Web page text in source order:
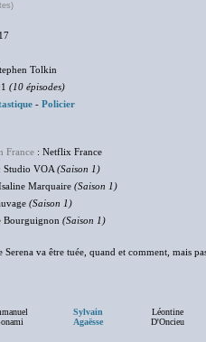
Tolkin
(10 épisodes)
- Policier
France : Netflix France
: Studio VOA (Saison 1)
Marquaire (Saison 1)
(Saison 1)
Bourguignon (Saison 1)
Serena va être tuée, quand et comment, mais
Sylvain
Agaësse
Léontine
D'Oncieu